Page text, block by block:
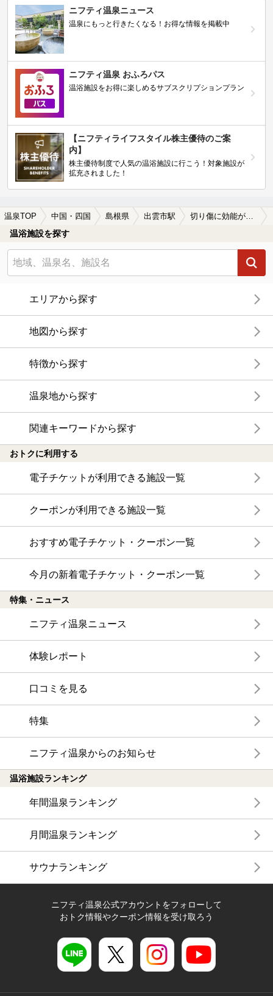
ニフティ温泉ニュース
温泉にもっと行きたくなる！お得な情報を掲載中
ニフティ温泉 おふろパス
温浴施設をお得に楽しめるサブスクリプションプラン
【ニフティライフスタイル株主優待のご案
内】
株主優待制度で人気の温浴施設に行こう！対象施設が
拡充されました！
温泉TOP 中国・四国 島根県 出雲市駅 切り傷に効能がある出雲市駅近くの温泉、日帰り温泉、スーパー銭湯おすすめ
温浴施設を探す
エリアから探す
地図から探す
特徴から探す
温泉地から探す
関連キーワードから探す
おトクに利用する
電子チケットが利用できる施設一覧
クーポンが利用できる施設一覧
おすすめ電子チケット・クーポン一覧
今月の新着電子チケット・クーポン一覧
特集・ニュース
ニフティ温泉ニュース
体験レポート
口コミを見る
特集
ニフティ温泉からのお知らせ
温浴施設ランキング
年間温泉ランキング
月間温泉ランキング
サウナランキング
ニフティ温泉公式アカウントをフォローして
おトク情報やクーポン情報を受け取ろう